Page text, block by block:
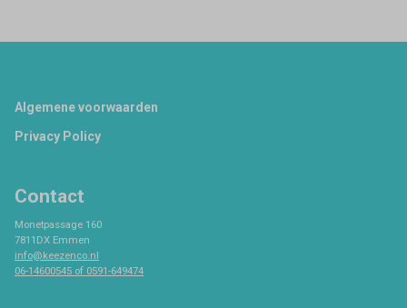
Footer
Algemene voorwaarden
Privacy Policy
Contact
Monetpassage 160
7811DX Emmen
info@keezenco.nl
06-14600545 of 0591-649474